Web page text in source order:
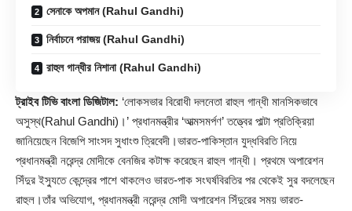
সেনাকে অপমান (Rahul Gandhi)
নির্বাচনে পরাজয় (Rahul Gandhi)
রাহুল গান্ধীর নিশানা (Rahul Gandhi)
ট্রাইব টিভি বাংলা ডিজিটাল: ‘লোকসভার বিরোধী দলনেতা রাহুল গান্ধী মানসিকভাবে
অসুস্থ(Rahul Gandhi)।’ প্রধানমন্ত্রীর ‘আত্মসমর্পণ’ তত্ত্বের পাল্টা প্রতিক্রিয়া
জানিয়েছেন বিজেপি সাংসদ সুধাংশু ত্রিবেদী।ভারত-পাকিস্তান যুদ্ধবিরতি নিয়ে
প্রধানমন্ত্রী নরেন্দ্র মোদীকে বেনজির কটাক্ষ করেছেন রাহুল গান্ধী। প্রথমে অপারেশন
সিঁদুর ইস্যুতে কেন্দ্রের পাশে থাকলেও ভারত-পাক সংঘর্ষবিরতির পর থেকেই সুর বদলেছেন
রাহুল।তাঁর অভিযোগ, প্রধানমন্ত্রী নরেন্দ্র মোদী অপারেশন সিঁদুরের সময় ভারত-